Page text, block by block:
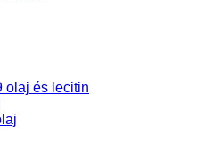
olaj és lecitin